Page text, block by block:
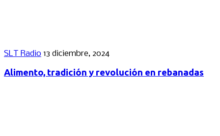
SLT Radio 13 diciembre, 2024
Alimento, tradición y revolución en rebanadas